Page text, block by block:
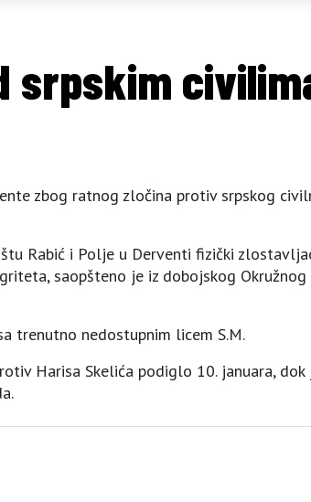
srpskim
zbog ratnog zločina protiv srpskog
Rabić i Polje u Derventi fizički
saopšteno je iz dobojskog Okružnog
trenutno nedostupnim licem S.M.
Harisa Skelića podiglo 10. januara, dok